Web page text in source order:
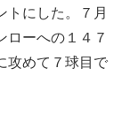
トにした。７月
ローへの１４７
攻めて７球目で